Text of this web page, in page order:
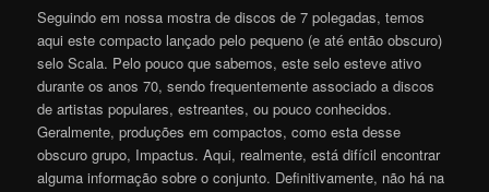
Seguindo em nossa mostra de discos de 7 polegadas, temos
aqui este compacto lançado pelo pequeno (e até então obscuro)
selo Scala. Pelo pouco que sabemos, este selo esteve ativo
durante os anos 70, sendo frequentemente associado a discos
de artistas populares, estreantes, ou pouco conhecidos.
Geralmente, produções em compactos, como esta desse
obscuro grupo, Impactus. Aqui, realmente, está difícil encontrar
alguma informação sobre o conjunto. Definitivamente, não há na